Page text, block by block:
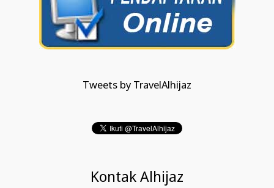
Tweets by TravelAlhijaz
Kontak Alhijaz